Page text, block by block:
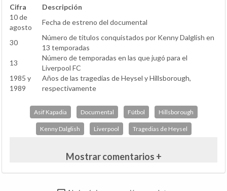
Cifra
Descripción
10 de
agosto
Fecha de estreno del documental
30
Número de títulos conquistados por Kenny Dalglish en
13 temporadas
13
Número de temporadas en las que jugó para el
Liverpool FC
1985 y
1989
Años de las tragedias de Heysel y Hillsborough,
respectivamente
Asif Kapadia Documental Fútbol Hillsborough
Kenny Dalglish Liverpool Tragedias de Heysel
Mostrar comentarios +